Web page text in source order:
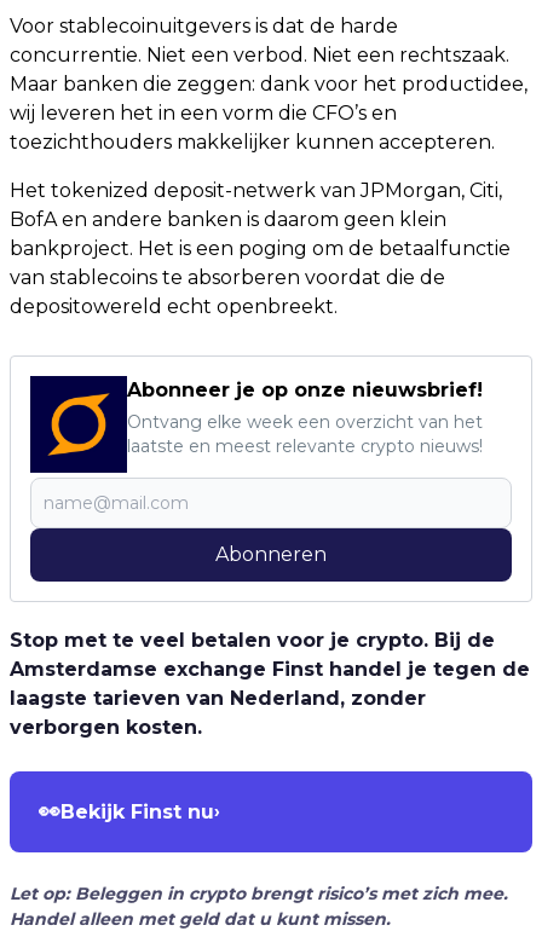
Voor stablecoinuitgevers is dat de harde
concurrentie. Niet een verbod. Niet een rechtszaak.
Maar banken die zeggen: dank voor het productidee,
wij leveren het in een vorm die CFO’s en
toezichthouders makkelijker kunnen accepteren.
Het tokenized deposit-netwerk van JPMorgan, Citi,
BofA en andere banken is daarom geen klein
bankproject. Het is een poging om de betaalfunctie
van stablecoins te absorberen voordat die de
depositowereld echt openbreekt.
Abonneer je op onze nieuwsbrief!
Ontvang elke week een overzicht van het
laatste en meest relevante crypto nieuws!
Abonneren
Stop met te veel betalen voor je crypto. Bij de
Amsterdamse exchange Finst handel je tegen de
laagste tarieven van Nederland, zonder
verborgen kosten.
👀Bekijk Finst nu›
Let op: Beleggen in crypto brengt risico’s met zich mee.
Handel alleen met geld dat u kunt missen.